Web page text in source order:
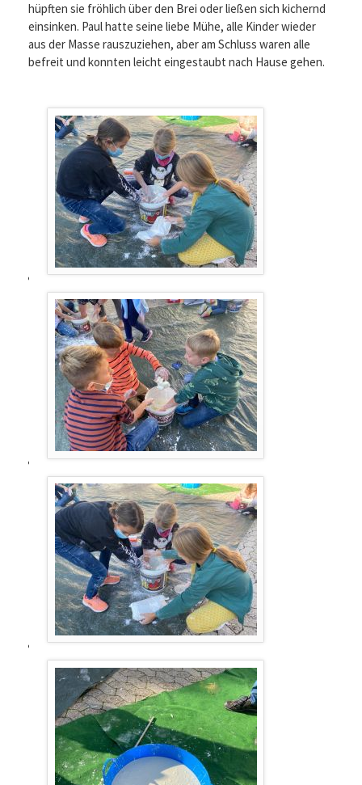
hüpften sie fröhlich über den Brei oder ließen sich kichernd
einsinken. Paul hatte seine liebe Mühe, alle Kinder wieder
aus der Masse rauszuziehen, aber am Schluss waren alle
befreit und konnten leicht eingestaubt nach Hause gehen.